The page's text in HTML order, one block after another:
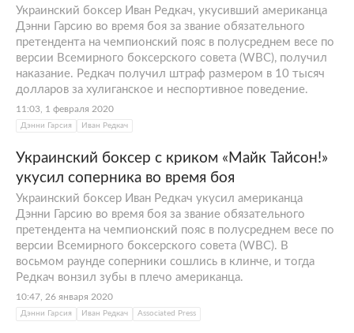
Украинский боксер Иван Редкач, укусивший американца
Дэнни Гарсию во время боя за звание обязательного
претендента на чемпионский пояс в полусреднем весе по
версии Всемирного боксерского совета (WBC), получил
наказание. Редкач получил штраф размером в 10 тысяч
долларов за хулиганское и неспортивное поведение.
11:03, 1 февраля 2020
Дэнни Гарсия Иван Редкач
Украинский боксер с криком «Майк Тайсон!»
укусил соперника во время боя
Украинский боксер Иван Редкач укусил американца
Дэнни Гарсию во время боя за звание обязательного
претендента на чемпионский пояс в полусреднем весе по
версии Всемирного боксерского совета (WBC). В
восьмом раунде соперники сошлись в клинче, и тогда
Редкач вонзил зубы в плечо американца.
10:47, 26 января 2020
Дэнни Гарсия Иван Редкач Associated Press